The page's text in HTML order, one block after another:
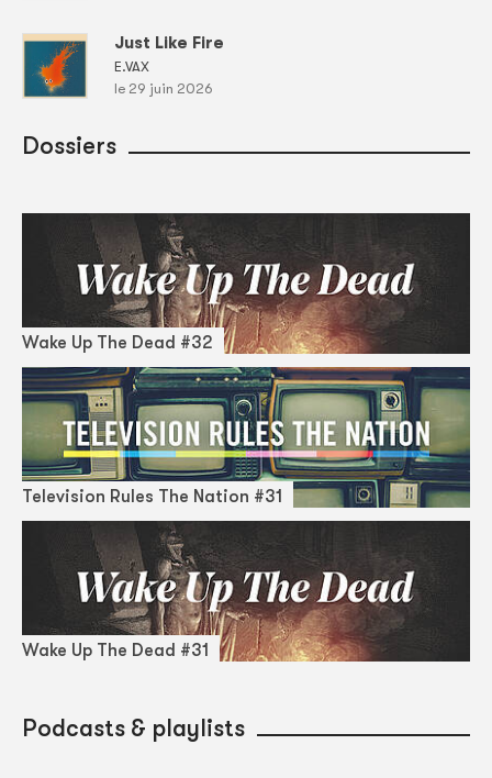
Just Like Fire
E.VAX
le 29 juin 2026
Dossiers
Wake Up The Dead #32
Television Rules The Nation #31
Wake Up The Dead #31
Podcasts & playlists